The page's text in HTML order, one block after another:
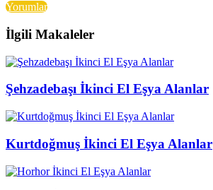
Yorumlar
İlgili Makaleler
Şehzadebaşı İkinci El Eşya Alanlar
Kurtdoğmuş İkinci El Eşya Alanlar